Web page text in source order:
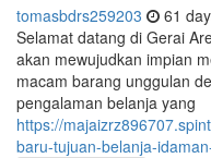
tomasbdrs259203 61
Selamat datang di Gerai
akan mewujudkan impian
macam barang unggulan
pengalaman belanja yang
https://
baru-tujuan-belanja-